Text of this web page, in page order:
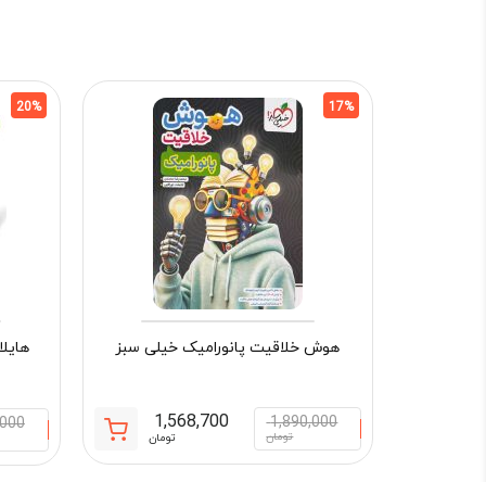
17%
هوش خلاقیت پانورامیک خیلی سبز
1,890,000
تومان
اصلی:
1,568,700
تومان
فعلی:
20%